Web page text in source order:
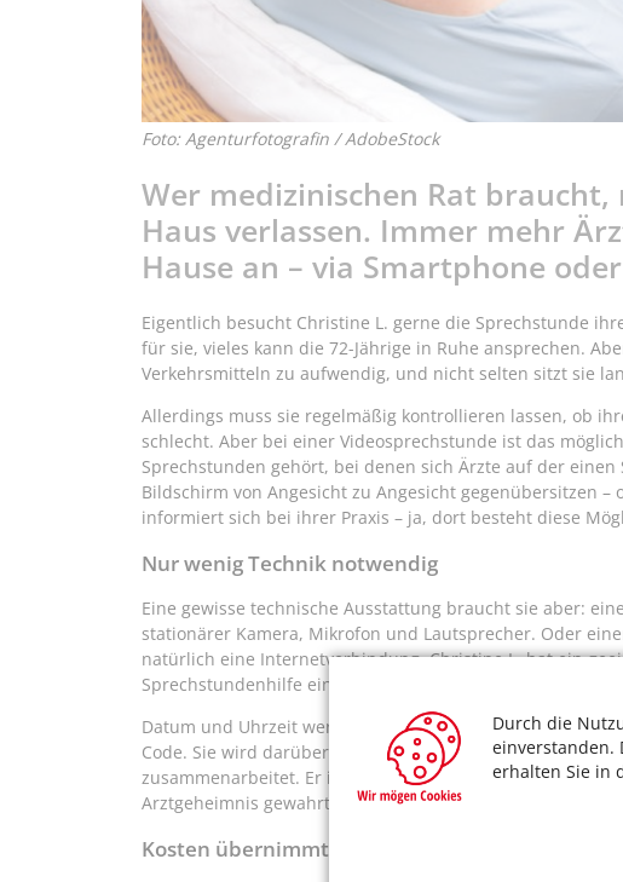
Durch die
einverstanden.
erhalten Sie in
Foto: Agenturfotografin / AdobeStock
Wer medizinischen Rat
Haus verlassen. Immer mehr
Hause an – via Smartphone
Eigentlich besucht Christine L. gerne die Sprechstunde
für sie, vieles kann die 72-Jährige in Ruhe ansprechen.
Verkehrsmitteln zu aufwendig, und nicht selten sitzt sie
Allerdings muss sie regelmäßig kontrollieren lassen, ob
schlecht. Aber bei einer Videosprechstunde ist das
Sprechstunden gehört, bei denen sich Ärzte auf der
Bildschirm von Angesicht zu Angesicht gegenübersitzen
informiert sich bei ihrer Praxis – ja, dort besteht diese
Nur wenig Technik notwendig
Eine gewisse technische Ausstattung braucht sie aber:
stationärer Kamera, Mikrofon und Lautsprecher. Oder
natürlich eine Internetverbindung. Christine L. hat ein
Sprechstundenhilfe einen Termin.
Datum und Uhrzeit werden ihr mitgeteilt, und gleichzeitig
Code. Sie wird darüber aufgeklärt, dass die Adresse zu
zusammenarbeitet. Er ist zertifiziert und gewährleistet
Arztgeheimnis gewahrt.
Kosten übernimmt die Krankenkasse